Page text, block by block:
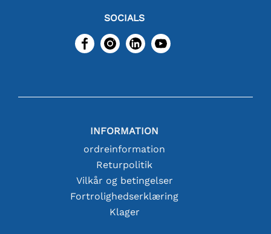
SOCIALS
INFORMATION
ordreinformation
Returpolitik
Vilkår og betingelser
Fortrolighedserklæring
Klager